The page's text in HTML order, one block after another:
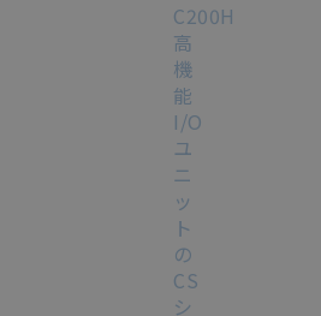
C200H
高
機
能
I/O
ユ
ニ
ッ
ト
の
CS
シ